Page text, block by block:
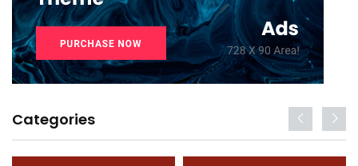
Categories